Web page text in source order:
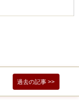
過去の記事 >>